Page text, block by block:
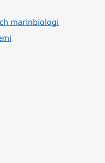
marinbiologi